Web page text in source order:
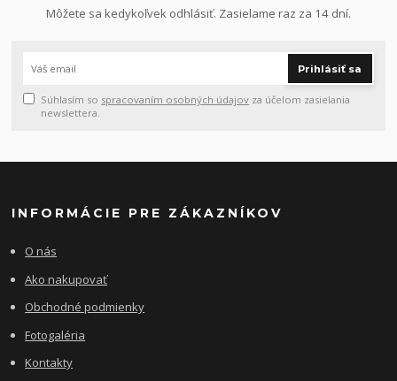
Môžete sa kedykoľvek odhlásiť. Zasielame raz za 14 dní.
Prihlásiť sa
Súhlasím so spracovaním osobných údajov za účelom zasielania
newslettera.
INFORMÁCIE PRE ZÁKAZNÍKOV
O nás
Ako nakupovať
Obchodné podmienky
Fotogaléria
Kontakty